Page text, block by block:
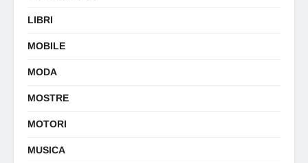
LIBRI
MOBILE
MODA
MOSTRE
MOTORI
MUSICA